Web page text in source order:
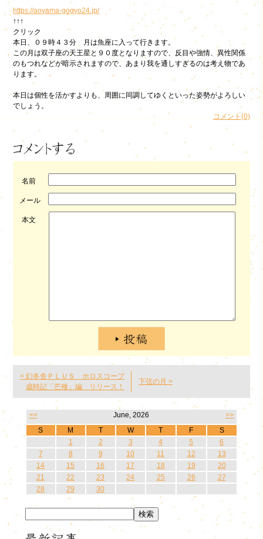
https://aoyama-gogyo24.jp/
↑↑↑
クリック
本日、０９時４３分 月は魚座に入って行きます。
この月は双子座の天王星と９０度となりますので、反目や強情、異性関係
のもつれなどが暗示されますので、あまり我を通しすぎるのは考え物であ
ります。
本日は個性を活かすよりも、周囲に同調してゆくといった姿勢がよろしい
でしょう。
コメント(0)
名前
メール
本文
< 幻冬舎ＰＬＵＳ ホロスコープ
歳時記「芒種」編 リリース！
下弦の月 >
<< June, 2026
>>
S
M T W T F
S
1
2 3 4 5
6
7
8 9 10 11 12
13
14
15 16 17 18 19
20
21
22 23 24 25 26
27
28
29 30